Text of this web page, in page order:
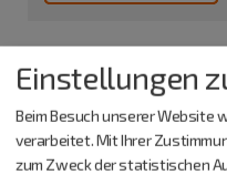
Einstellungen
Beim Besuch unserer Website
verarbeitet. Mit Ihrer
zum Zweck der statistischen